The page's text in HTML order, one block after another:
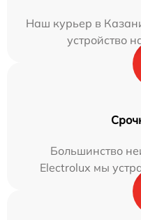
Наш курьер в
устройство
Большинство
Electrolux мы